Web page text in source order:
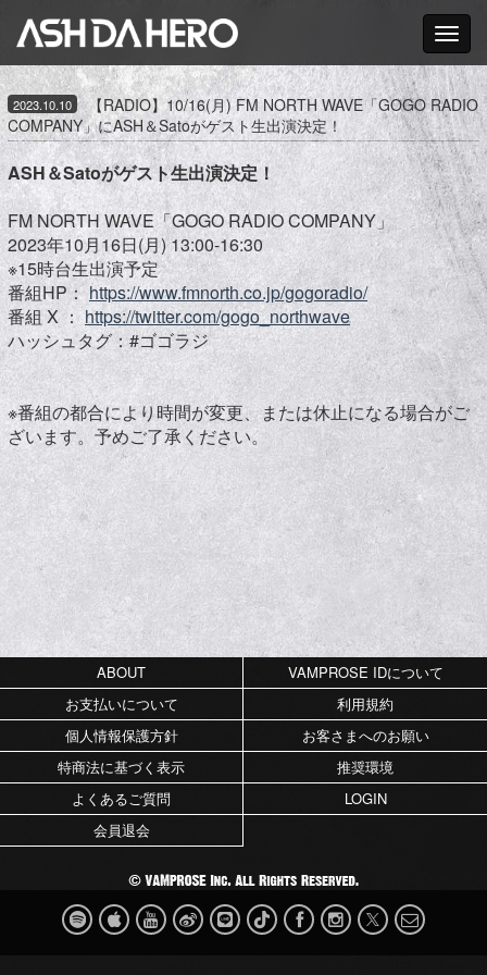
Toggle
2023.10.10
【RADIO】10/16(月) FM NORTH WAVE「GOGO RADIO
COMPANY」にASH＆Satoがゲスト生出演決定！
ASH＆Satoがゲスト生出演決定！
FM NORTH WAVE「GOGO RADIO COMPANY」
2023年10月16日(月) 13:00-16:30
※15時台生出演予定
番組HP：https://www.fmnorth.co.jp/gogoradio/
番組 X ：https://twitter.com/gogo_northwave
ハッシュタグ：#ゴゴラジ
※番組の都合により時間が変更、または休止になる場合がご
ざいます。予めご了承ください。
ABOUT
VAMPROSE IDについて
お支払いについて
利用規約
個人情報保護方針
お客さまへのお願い
特商法に基づく表示
推奨環境
よくあるご質問
LOGIN
会員退会